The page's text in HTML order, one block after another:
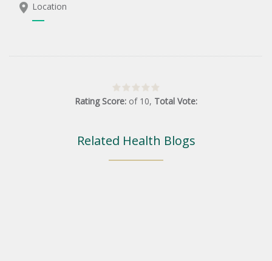
Location
Rating Score: of 10, Total Vote:
Related Health Blogs